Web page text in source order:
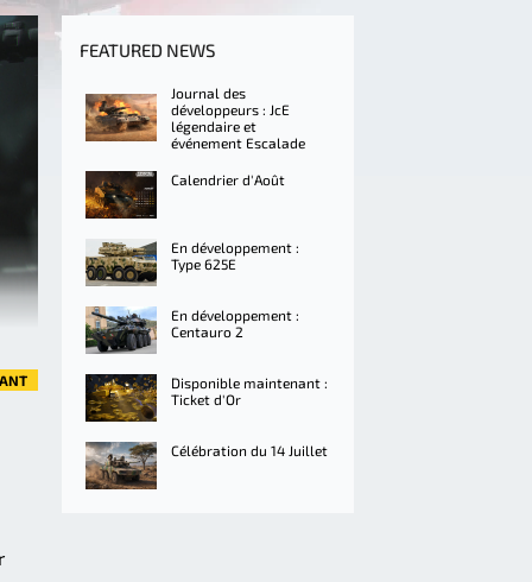
FEATURED NEWS
Journal des
développeurs : JcE
légendaire et
événement Escalade
Calendrier d'Août
En développement :
Type 625E
En développement :
Centauro 2
Disponible maintenant :
Ticket d'Or
Célébration du 14 Juillet